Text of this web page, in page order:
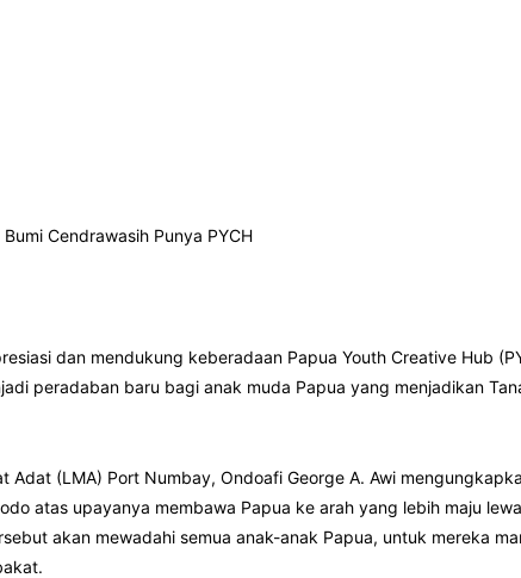
Cendrawasih Punya PYCH
dan mendukung keberadaan Papua Youth Creative Hub
peradaban baru bagi anak muda Papua yang menjadikan
Adat (LMA) Port Numbay, Ondoafi George A. Awi
atas upayanya membawa Papua ke arah yang lebih maju
akan mewadahi semua anak-anak Papua, untuk mereka